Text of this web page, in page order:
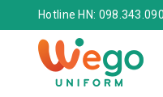
Hotline HN: